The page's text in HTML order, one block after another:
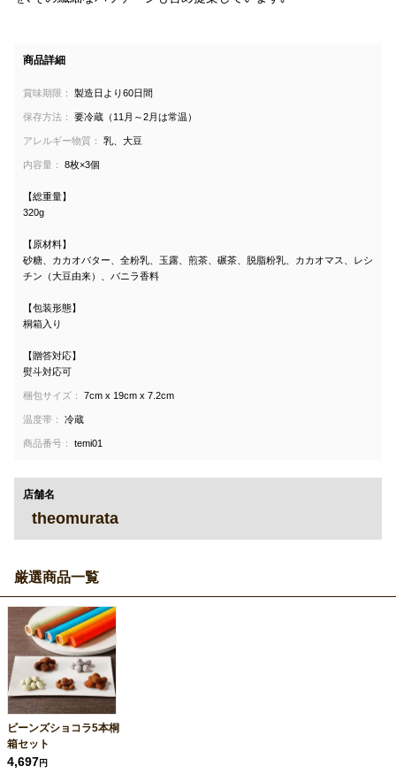
商品詳細
賞味期限： 製造日より60日間
保存方法： 要冷蔵（11月～2月は常温）
アレルギー物質： 乳、大豆
内容量： 8枚×3個
【総重量】
320g
【原材料】
砂糖、カカオバター、全粉乳、玉露、煎茶、碾茶、脱脂粉乳、カカオマス、レシ
チン（大豆由来）、バニラ香料
【包装形態】
桐箱入り
【贈答対応】
熨斗対応可
梱包サイズ： 7cm x 19cm x 7.2cm
温度帯： 冷蔵
商品番号： temi01
店舗名
theomurata
厳選商品一覧
ビーンズショコラ5本桐
箱セット
4,697円